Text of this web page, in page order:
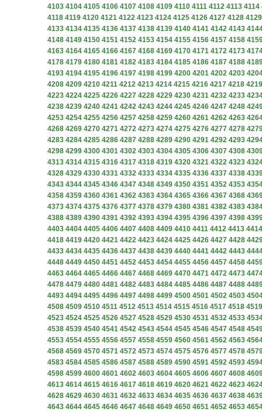
4103 4104 4105 4106 4107 4108 4109 4110 4111 4112 4113 4114
4118 4119 4120 4121 4122 4123 4124 4125 4126 4127 4128 4129
4133 4134 4135 4136 4137 4138 4139 4140 4141 4142 4143
4148 4149 4150 4151 4152 4153 4154 4155 4156 4157 4158
4163 4164 4165 4166 4167 4168 4169 4170 4171 4172 4173
4178 4179 4180 4181 4182 4183 4184 4185 4186 4187 4188
4193 4194 4195 4196 4197 4198 4199 4200 4201 4202 4203
4208 4209 4210 4211 4212 4213 4214 4215 4216 4217 4218 4219
4223 4224 4225 4226 4227 4228 4229 4230 4231 4232 4233
4238 4239 4240 4241 4242 4243 4244 4245 4246 4247 4248
4253 4254 4255 4256 4257 4258 4259 4260 4261 4262 4263
4268 4269 4270 4271 4272 4273 4274 4275 4276 4277 4278
4283 4284 4285 4286 4287 4288 4289 4290 4291 4292 4293
4298 4299 4300 4301 4302 4303 4304 4305 4306 4307 4308
4313 4314 4315 4316 4317 4318 4319 4320 4321 4322 4323
4328 4329 4330 4331 4332 4333 4334 4335 4336 4337 4338
4343 4344 4345 4346 4347 4348 4349 4350 4351 4352 4353
4358 4359 4360 4361 4362 4363 4364 4365 4366 4367 4368
4373 4374 4375 4376 4377 4378 4379 4380 4381 4382 4383
4388 4389 4390 4391 4392 4393 4394 4395 4396 4397 4398
4403 4404 4405 4406 4407 4408 4409 4410 4411 4412 4413 4414
4418 4419 4420 4421 4422 4423 4424 4425 4426 4427 4428
4433 4434 4435 4436 4437 4438 4439 4440 4441 4442 4443
4448 4449 4450 4451 4452 4453 4454 4455 4456 4457 4458
4463 4464 4465 4466 4467 4468 4469 4470 4471 4472 4473
4478 4479 4480 4481 4482 4483 4484 4485 4486 4487 4488
4493 4494 4495 4496 4497 4498 4499 4500 4501 4502 4503
4508 4509 4510 4511 4512 4513 4514 4515 4516 4517 4518 4519
4523 4524 4525 4526 4527 4528 4529 4530 4531 4532 4533
4538 4539 4540 4541 4542 4543 4544 4545 4546 4547 4548
4553 4554 4555 4556 4557 4558 4559 4560 4561 4562 4563
4568 4569 4570 4571 4572 4573 4574 4575 4576 4577 4578
4583 4584 4585 4586 4587 4588 4589 4590 4591 4592 4593
4598 4599 4600 4601 4602 4603 4604 4605 4606 4607 4608
4613 4614 4615 4616 4617 4618 4619 4620 4621 4622 4623
4628 4629 4630 4631 4632 4633 4634 4635 4636 4637 4638
4643 4644 4645 4646 4647 4648 4649 4650 4651 4652 4653